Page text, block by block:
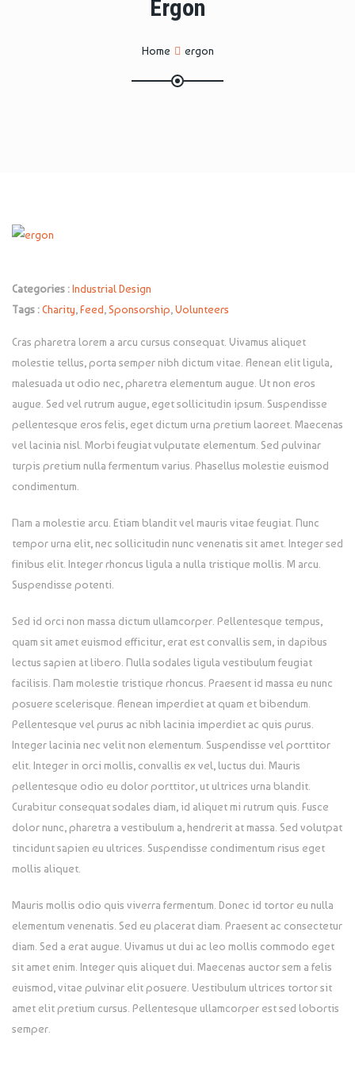
Ergon
Home ergon
Categories :Industrial Design
Tags :Charity Feed Sponsorship Volunteers
Cras pharetra lorem a arcu cursus consequat. Vivamus aliquet
molestie tellus, porta semper nibh dictum vitae. Aenean elit ligula,
malesuada ut odio nec, pharetra elementum augue. Ut non eros
augue. Sed vel rutrum augue, eget sollicitudin ipsum. Suspendisse
pellentesque eros felis, eget dictum urna pretium laoreet. Maecenas
vel lacinia nisl. Morbi feugiat vulputate elementum. Sed pulvinar
turpis pretium nulla fermentum varius. Phasellus molestie euismod
condimentum.
Nam a molestie arcu. Etiam blandit vel mauris vitae feugiat. Nunc
tempor urna elit, nec sollicitudin nunc venenatis sit amet. Integer sed
finibus elit. Integer rhoncus ligula a nulla tristique mollis. M arcu.
Suspendisse potenti.
Sed id orci non massa dictum ullamcorper. Pellentesque tempus,
quam sit amet euismod efficitur, erat est convallis sem, in dapibus
lectus sapien at libero. Nulla sodales ligula vestibulum feugiat
facilisis. Nam molestie tristique rhoncus. Praesent id massa eu nunc
posuere scelerisque. Aenean imperdiet at quam et bibendum.
Pellentesque vel purus ac nibh lacinia imperdiet ac quis purus.
Integer lacinia nec velit non elementum. Suspendisse vel porttitor
elit. Integer in orci mollis, convallis ex vel, luctus dui. Mauris
pellentesque odio eu dolor porttitor, ut ultrices urna blandit.
Curabitur consequat sodales diam, id aliquet mi rutrum quis. Fusce
dolor nunc, pharetra a vestibulum a, hendrerit at massa. Sed volutpat
tincidunt sapien eu ultrices. Suspendisse condimentum risus eget
mollis aliquet.
Mauris mollis odio quis viverra fermentum. Donec id tortor eu nulla
elementum venenatis. Sed eu placerat diam. Praesent ac consectetur
diam. Sed a erat augue. Vivamus ut dui ac leo mollis commodo eget
sit amet enim. Integer quis aliquet dui. Maecenas auctor sem a felis
euismod, vitae pulvinar elit posuere. Vestibulum ultrices tortor sit
amet elit pretium cursus. Pellentesque ullamcorper est sed lobortis
semper.